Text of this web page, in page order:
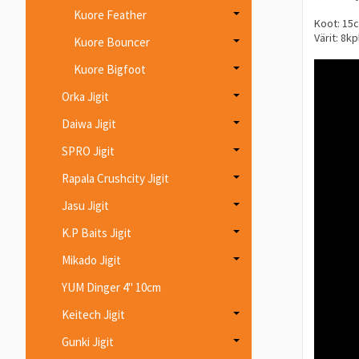
Koot:
Värit: 8kpl
Kuore Feather
Kuore Bouncer
Kuore Bigfoot
Orka Jigit
Daiwa Jigit
SPRO Jigit
Rapala Crushcity Jigit
Jasu Jigit
K.P Baits Jigit
Mikado Jigit
YUM Dinger 4" 10cm
Keitech Jigit
Gunki Jigit